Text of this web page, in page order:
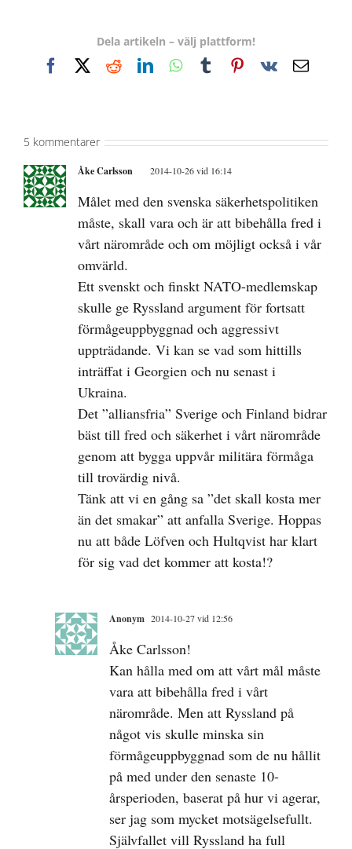
Dela artikeln – välj plattform!
FacebookRedditLinkedInWhatsApp
TumblrPinterest
Vk
E-
5 kommentarer
Åke Carlsson 2014-10-26 vid 16:14
Målet med den svenska säkerhetspolitiken
måste, skall vara och är att bibehålla fred i
vårt närområde och om möjligt också i vår
omvärld.
Ett svenskt och finskt NATO-medlemskap
skulle ge Ryssland argument för fortsatt
förmågeuppbyggnad och aggressivt
uppträdande. Vi kan se vad som hittills
inträffat i Georgien och nu senast i
Ukraina.
Det ”alliansfria” Sverige och Finland bidrar
bäst till fred och säkerhet i vårt närområde
genom att bygga uppvår militära förmåga
till trovärdig nivå.
Tänk att vi en gång sa ”det skall kosta mer
än det smakar” att anfalla Sverige. Hoppas
nu att både Löfven och Hultqvist har klart
för sig vad det kommer att kosta!?
Anonym 2014-10-27 vid 12:56
Åke Carlsson!
Kan hålla med om att vårt mål måste
vara att bibehålla fred i vårt
närområde. Men att Ryssland på
något vis skulle minska sin
förmågeuppbyggnad som de nu hållit
på med under den senaste 10-
årsperioden, baserat på hur vi agerar,
ser jag som mycket motsägelsefullt.
Självfallet vill Ryssland ha full